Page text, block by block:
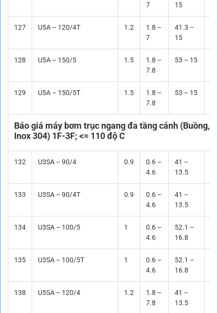
7
15
127 U5A – 120/4T 1.2
1.8 –
7
41.3 –
15
128 U5A – 150/5 1.5
1.8 –
7.8
53 – 15
129 U5A – 150/5T 1.5
1.8 –
7.8
53 – 15
Báo giá máy bơm trục ngang đa tầng cánh (Buồng,
Inox 304) 1F-3F; <= 110 độ C
132 U3SA – 90/4 0.9
0.6 –
4.6
41 –
13.5
133 U3SA – 90/4T 0.9
0.6 –
4.6
41 –
13.5
134 U3SA – 100/5 1
0.6 –
4.6
52.1 –
16.8
135 U3SA – 100/5T 1
0.6 –
4.6
52.1 –
16.8
138 U5SA – 120/4 1.2
1.8 –
7.8
41 –
13.5